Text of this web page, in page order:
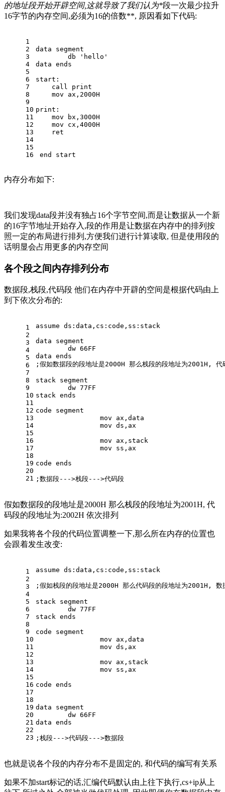
的地址段开始开辟空间,这就导致了我们认为*段一次最少拉升
16字节的内存空间,必须为16的倍数**, 原因看如下代码:
1
2
3
4
5
6
7
8
9
10
11
12
13
14
15
16
data segment
	db 'hello'
data ends
start:
    call print
    mov ax,2000H
print:
    mov bx,3000H
    mov cx,4000H
    ret
end start
内存分布如下:
我们发现data段并没有独占16个字节空间,而是让数据从一个新
的16字节地址开始存入,段的作用是让数据在内存中的排列按
照一定的布局进行排列,方便我们进行计算读取, 但是使用段的
话明显会占用更多的内存空间
各个段之间内存排列分布
数据段,栈段,代码段 他们在内存中开辟的空间是根据代码由上
到下依次分布的:
1
2
3
4
5
6
7
8
9
10
11
12
13
14
15
16
17
18
19
20
21
assume ds:data,cs:code,ss:stack
data segment
	dw 66FF
data ends
;假如数据段的段地址是2000H 那么栈段的段地址为2001H,
stack segment
	dw 77FF
stack ends
code segment
		mov ax,data
		mov ds,ax
		mov ax,stack
		mov ss,ax
code ends
;数据段--->栈段--->代码段
假如数据段的段地址是2000H 那么栈段的段地址为2001H, 代
码段的段地址为:2002H 依次排列
如果我将各个段的代码位置调整一下,那么所在内存的位置也
会跟着发生改变:
1
2
3
4
5
6
7
8
9
10
11
12
13
14
15
16
17
18
19
20
21
22
23
assume ds:data,cs:code,ss:stack
;假如栈段的段地址是2000H 那么代码段的段地址为2001H,
stack segment
	dw 77FF
stack ends
code segment
		mov ax,data
		mov ds,ax
		mov ax,stack
		mov ss,ax
code ends
data segment
	dw 66FF
data ends
;栈段--->代码段--->数据段
也就是说各个段的内存分布不是固定的, 和代码的编写有关系
如果不加start标记的话,汇编代码默认由上往下执行,cs+ip从上